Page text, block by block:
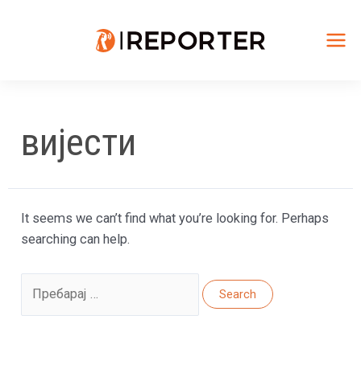
вијести
It seems we can’t find what you’re looking for. Perhaps
searching can help.